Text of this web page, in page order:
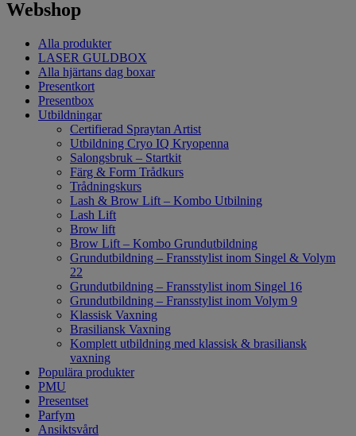
Webshop
Alla produkter
LASER GULDBOX
Alla hjärtans dag boxar
Presentkort
Presentbox
Utbildningar
Certifierad Spraytan Artist
Utbildning Cryo IQ Kryopenna
Salongsbruk – Startkit
Färg & Form Trådkurs
Trådningskurs
Lash & Brow Lift – Kombo Utbilning
Lash Lift
Brow lift
Brow Lift – Kombo Grundutbildning
Grundutbildning – Fransstylist inom Singel & Volym
22
Grundutbildning – Fransstylist inom Singel 16
Grundutbildning – Fransstylist inom Volym 9
Klassisk Vaxning
Brasiliansk Vaxning
Komplett utbildning med klassisk & brasiliansk
vaxning
Populära produkter
PMU
Presentset
Parfym
Ansiktsvård